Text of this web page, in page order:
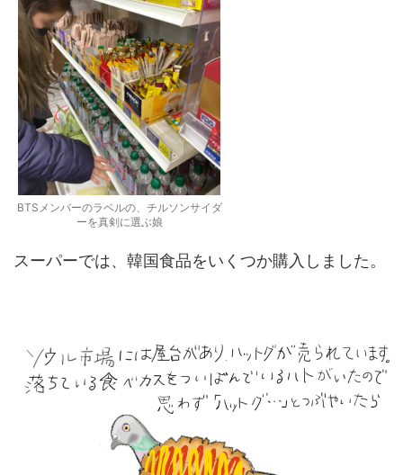
BTSメンバーのラベルの、チルソンサイダ
ーを真剣に選ぶ娘
スーパーでは、韓国食品をいくつか購入しました。